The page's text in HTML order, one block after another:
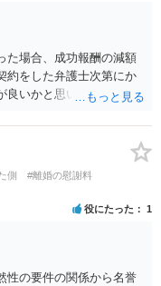
か。 ⇒ご相談者様の認
る必要はないと考えら
ことがベターかと存じ
た場合、成功報酬の減額
約をした弁護士次第にか
良いかと思います。ご参
側
#離婚の慰謝料
役にたった 1
性の要件の関係から名誉